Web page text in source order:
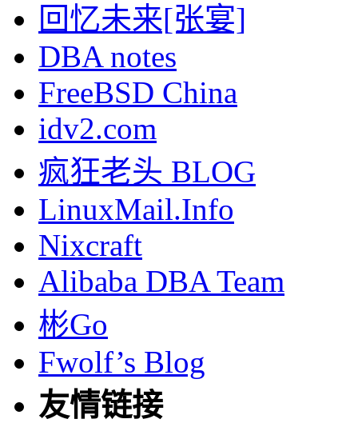
回忆未来[张宴]
DBA notes
FreeBSD China
idv2.com
疯狂老头 BLOG
LinuxMail.Info
Nixcraft
Alibaba DBA Team
彬Go
Fwolf’s Blog
友情链接